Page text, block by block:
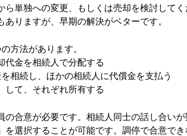
単独への変更、もしくは売却を検討してく
りますが、早期の解決がベターです。
方法があります。
代金を相続人で分配する
相続し、ほかの相続人に代償金を支払う
して、それぞれ所有する
合意が必要です。相続人同士の話し合いが
選択することが可能です。調停で合意で